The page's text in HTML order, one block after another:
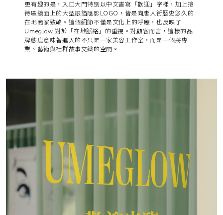
更有趣的是，入口大門特別以中文書寫「歡迎」字樣，加上接
待區鏡面上的大型銀箔陰影LOGO ，皆是向唐人街歷史悠久的
在地商家致敬。這個細節不僅是文化上的呼應，也反映了
Umeglow 對於「在地脈絡」的重視。對顧客而言，這樣的品
牌態度意味著進入的不只是一家美容工作室，而是一個將專
業、藝術與社群故事交織的空間。